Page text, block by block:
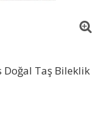
Doğal Taş Bileklik